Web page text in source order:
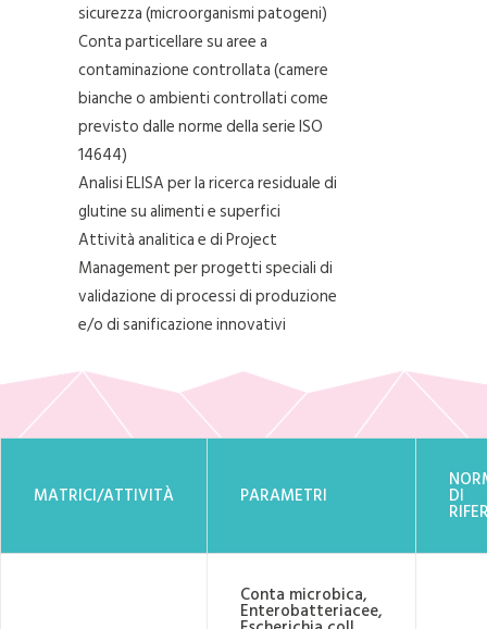
sicurezza (microorganismi patogeni)
Conta particellare su aree a
contaminazione controllata (camere
bianche o ambienti controllati come
previsto dalle norme della serie ISO
14644)
Analisi ELISA per la ricerca residuale di
glutine su alimenti e superfici
Attività analitica e di Project
Management per progetti speciali di
validazione di processi di produzione
e/o di sanificazione innovativi
MATRICI/ATTIVITÀ PARAMETRI DI
Conta microbica,
Enterobatteriacee,